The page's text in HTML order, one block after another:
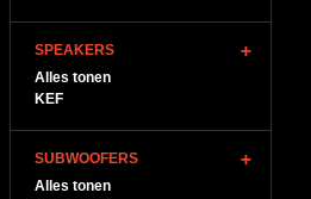
SPEAKERS
Alles tonen
KEF
SUBWOOFERS
Alles tonen